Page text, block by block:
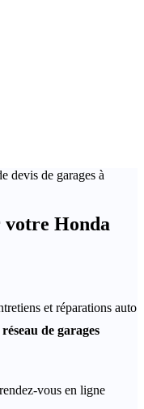
devis de garages à
votre Honda
et réparations auto
réseau de garages
vous en ligne